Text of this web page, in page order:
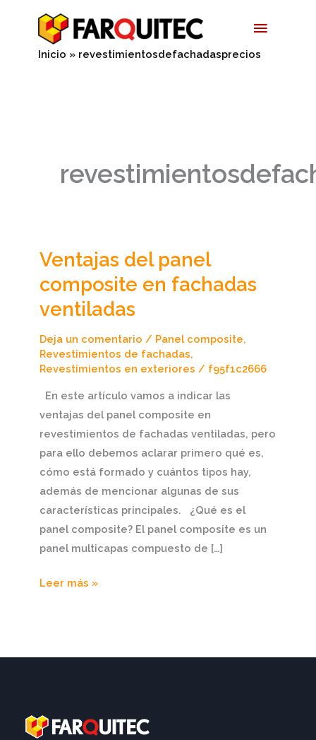
contenido
Menú
Inicio revestimientosdefachadasprecios
Ventajas del panel
composite en fachadas
ventiladas
Deja un comentario / Panel composite,
Revestimientos de fachadas,
Revestimientos en exteriores / f95f1c2666
En este artículo vamos a indicar las
ventajas del panel composite en
revestimientos de fachadas ventiladas, pero
para ello debemos aclarar primero qué es,
cómo está formado y cuántos tipos hay,
además de mencionar algunas de sus
características principales. ¿Qué es el
panel composite? El panel composite es un
panel multicapas compuesto de […]
Ventajas
panel
composite
en
fachadas
ventiladas
Leer más »